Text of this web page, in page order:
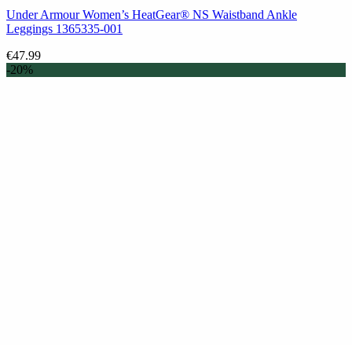
Under Armour Women’s HeatGear® NS Waistband Ankle
Leggings 1365335-001
€47.99
-20%